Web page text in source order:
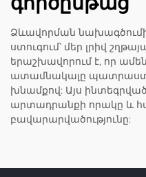
Ձևավորման
ստուգում՝ մեր լրիվ
երաշխավորում է, որ
ատամնակալը
խնամքով: Այս
արտադրանքի որակը և
բավարարվածությունը: